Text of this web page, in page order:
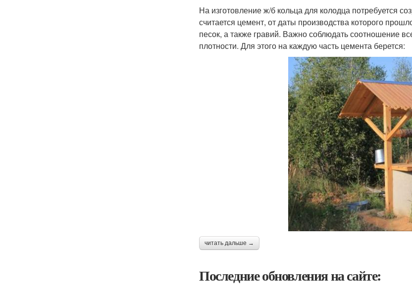
На изготовление ж/б кольца для колодца
считается цемент, от даты производства которого
песок, а также гравий. Важно соблюдать соотношение
плотности. Для этого на каждую часть цемента берется:
читать дальше →
Последние обновления на сайте: